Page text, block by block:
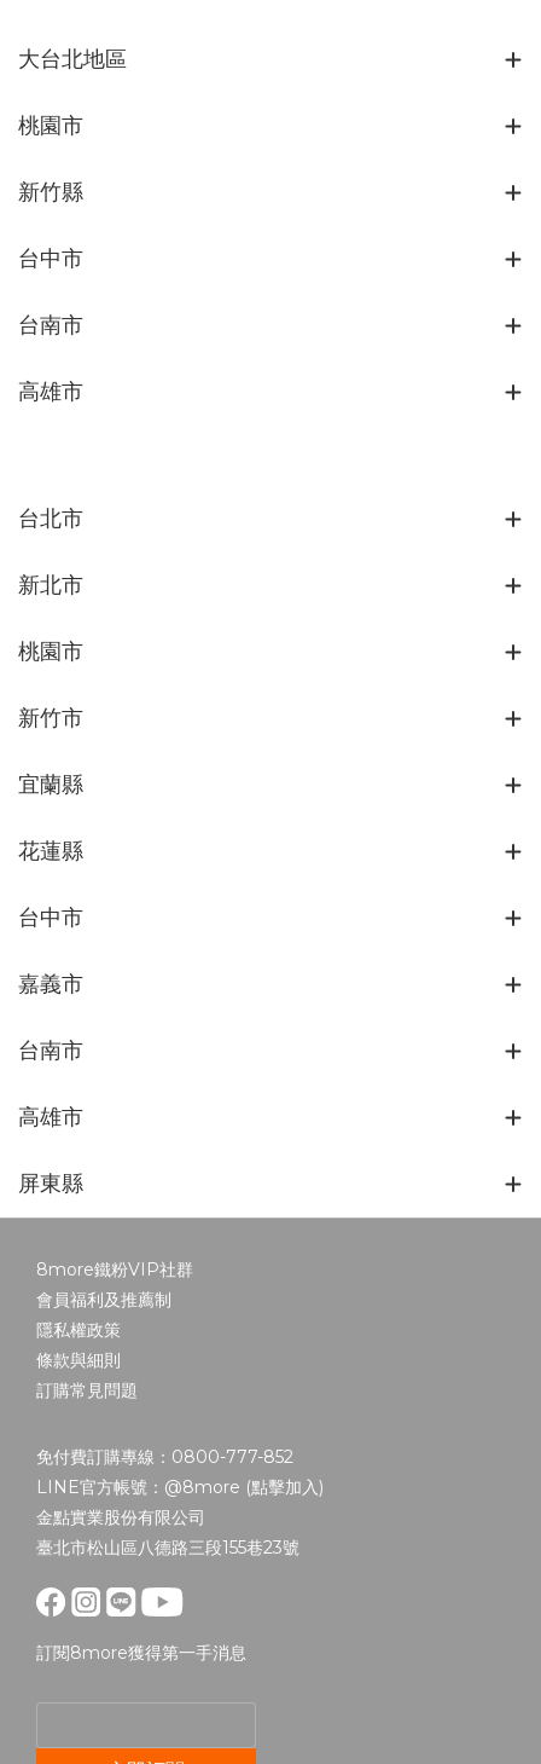
大台北地區
桃園市
新竹縣
台中市
台南市
高雄市
台北市
新北市
桃園市
新竹市
宜蘭縣
花蓮縣
台中市
嘉義市
台南市
高雄市
屏東縣
8more鐵粉VIP社群
會員福利及推薦制
隱私權政策
條款與細則
訂購常見問題
免付費訂購專線：0800-777-852
LINE官方帳號：@8more (點擊加入)
金點實業股份有限公司
臺北市松山區八德路三段155巷23號
訂閱8more獲得第一手消息